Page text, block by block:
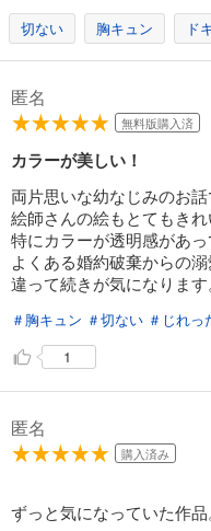
切ない 胸キュン ド
匿名
無料版購入済
カラーが美しい！
両片思いな幼なじみのお話
絵師さんの絵もとてもき
特にカラーが透明感があっ
よくある婚約破棄からの
違って続きが気になります
＃胸キュン ＃切ない ＃じれっ
1
匿名
購入済み
ずっと気になっていた作品